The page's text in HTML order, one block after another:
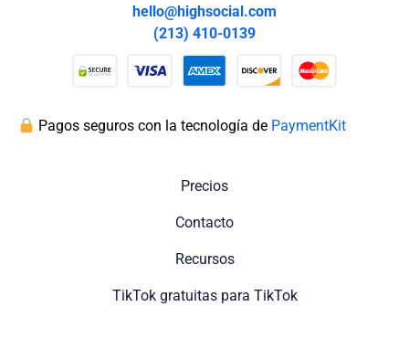
hello@highsocial.com
(213) 410-0139
Pagos seguros con la tecnología de PaymentKit
Precios
Contacto
Recursos
TikTok gratuitas para TikTok